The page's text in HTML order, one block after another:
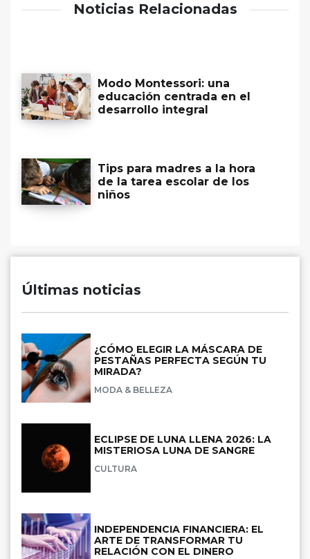
Noticias Relacionadas
Modo Montessori: una
educación centrada en el
desarrollo integral
Tips para madres a la hora
de la tarea escolar de los
niños
Últimas noticias
¿CÓMO ELEGIR LA MÁSCARA DE
PESTAÑAS PERFECTA SEGÚN TU
MIRADA?
MODA & BELLEZA
ECLIPSE DE LUNA LLENA 2026: LA
MISTERIOSA LUNA DE SANGRE
CULTURA
INDEPENDENCIA FINANCIERA: EL
ARTE DE TRANSFORMAR TU
RELACIÓN CON EL DINERO